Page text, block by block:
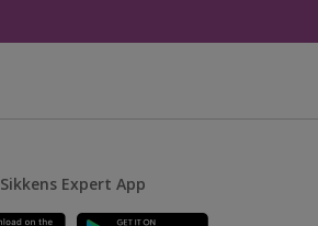
Sikkens Expert App